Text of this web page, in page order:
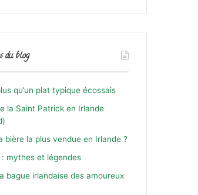
du blog
qu’un plat typique écossais
la Saint Patrick en Irlande
bière la plus vendue en Irlande ?
: mythes et légendes
bague irlandaise des amoureux